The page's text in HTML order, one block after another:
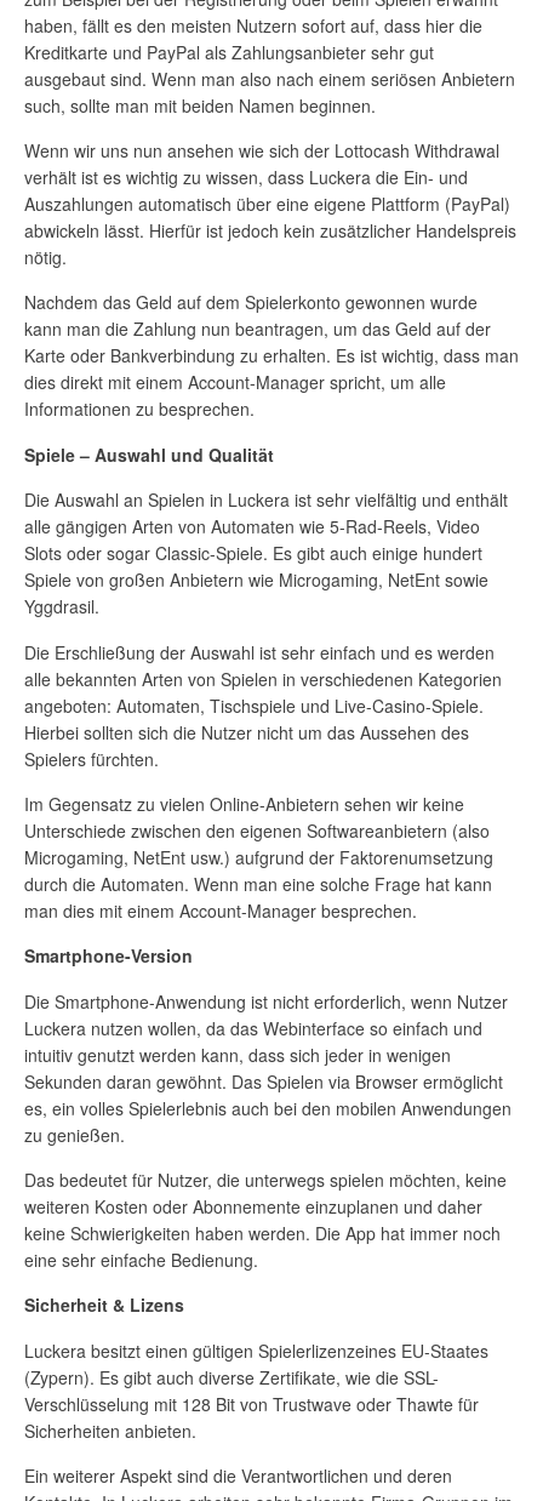
haben, fällt es den meisten Nutzern sofort auf, dass hier die
Kreditkarte und PayPal als Zahlungsanbieter sehr gut
ausgebaut sind. Wenn man also nach einem seriösen Anbietern
such, sollte man mit beiden Namen beginnen.
Wenn wir uns nun ansehen wie sich der Lottocash Withdrawal
verhält ist es wichtig zu wissen, dass Luckera die Ein- und
Auszahlungen automatisch über eine eigene Plattform (PayPal)
abwickeln lässt. Hierfür ist jedoch kein zusätzlicher Handelspreis
nötig.
Nachdem das Geld auf dem Spielerkonto gewonnen wurde
kann man die Zahlung nun beantragen, um das Geld auf der
Karte oder Bankverbindung zu erhalten. Es ist wichtig, dass man
dies direkt mit einem Account-Manager spricht, um alle
Informationen zu besprechen.
Spiele – Auswahl und Qualität
Die Auswahl an Spielen in Luckera ist sehr vielfältig und enthält
alle gängigen Arten von Automaten wie 5-Rad-Reels, Video
Slots oder sogar Classic-Spiele. Es gibt auch einige hundert
Spiele von großen Anbietern wie Microgaming, NetEnt sowie
Yggdrasil.
Die Erschließung der Auswahl ist sehr einfach und es werden
alle bekannten Arten von Spielen in verschiedenen Kategorien
angeboten: Automaten, Tischspiele und Live-Casino-Spiele.
Hierbei sollten sich die Nutzer nicht um das Aussehen des
Spielers fürchten.
Im Gegensatz zu vielen Online-Anbietern sehen wir keine
Unterschiede zwischen den eigenen Softwareanbietern (also
Microgaming, NetEnt usw.) aufgrund der Faktorenumsetzung
durch die Automaten. Wenn man eine solche Frage hat kann
man dies mit einem Account-Manager besprechen.
Smartphone-Version
Die Smartphone-Anwendung ist nicht erforderlich, wenn Nutzer
Luckera nutzen wollen, da das Webinterface so einfach und
intuitiv genutzt werden kann, dass sich jeder in wenigen
Sekunden daran gewöhnt. Das Spielen via Browser ermöglicht
es, ein volles Spielerlebnis auch bei den mobilen Anwendungen
zu genießen.
Das bedeutet für Nutzer, die unterwegs spielen möchten, keine
weiteren Kosten oder Abonnemente einzuplanen und daher
keine Schwierigkeiten haben werden. Die App hat immer noch
eine sehr einfache Bedienung.
Sicherheit & Lizens
Luckera besitzt einen gültigen Spielerlizenzeines EU-Staates
(Zypern). Es gibt auch diverse Zertifikate, wie die SSL-
Verschlüsselung mit 128 Bit von Trustwave oder Thawte für
Sicherheiten anbieten.
Ein weiterer Aspekt sind die Verantwortlichen und deren